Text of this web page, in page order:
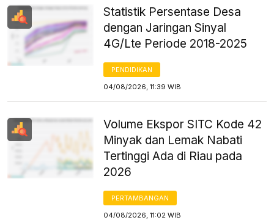
Statistik Persentase Desa
dengan Jaringan Sinyal
4G/Lte Periode 2018-2025
PENDIDIKAN
04/08/2026, 11:39 WIB
Volume Ekspor SITC Kode 42
Minyak dan Lemak Nabati
Tertinggi Ada di Riau pada
2026
PERTAMBANGAN
04/08/2026, 11:02 WIB